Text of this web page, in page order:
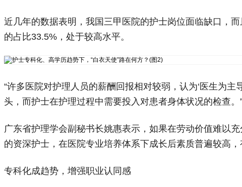
近几年的数据表明，我国三甲医院的护士岗位面临缺口，
的占比33.5%，处于较高水平。
“许多医院对护理人员的薪酬回报相对较弱，认为‘医生为
头，而护士在护理过程中需要投入对患者身体状况的检查。
广东省护理学会副秘书长姚惠表示，如果在劳动价值难以
的资深护士，在医院专业培养体系下成长后素质普遍较高
专科化成趋势，增强职业认同感